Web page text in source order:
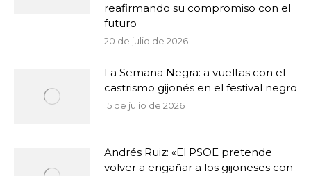
reafirmando su compromiso con el
futuro
20 de julio de 2026
La Semana Negra: a vueltas con el
castrismo gijonés en el festival negro
15 de julio de 2026
Andrés Ruiz: «El PSOE pretende
volver a engañar a los gijoneses con